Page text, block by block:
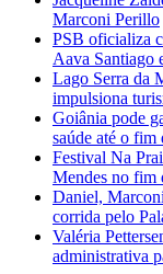
Marconi Perillo
PSB oficializa
Aava Santiago
Lago Serra da
impulsiona
Goiânia pode
saúde até o fim
Festival Na
Mendes no fim
Daniel,
corrida pelo
Valéria
administrativa